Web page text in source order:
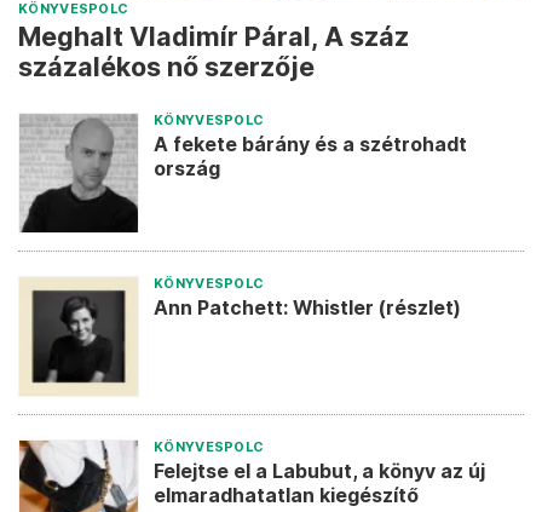
KÖNYVESPOLC
Meghalt Vladimír Páral, A száz
százalékos nő szerzője
KÖNYVESPOLC
A fekete bárány és a szétrohadt
ország
KÖNYVESPOLC
Ann Patchett: Whistler (részlet)
KÖNYVESPOLC
Felejtse el a Labubut, a könyv az új
elmaradhatatlan kiegészítő